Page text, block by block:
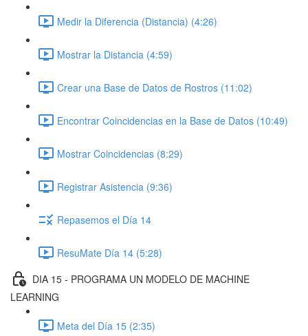
Medir la Diferencia (Distancia) (4:26)
Mostrar la Distancia (4:59)
Crear una Base de Datos de Rostros (11:02)
Encontrar Coincidencias en la Base de Datos (10:49)
Mostrar Coincidencias (8:29)
Registrar Asistencia (9:36)
Repasemos el Día 14
ResuMate Día 14 (5:28)
DIA 15 - PROGRAMA UN MODELO DE MACHINE
LEARNING
Meta del Día 15 (2:35)